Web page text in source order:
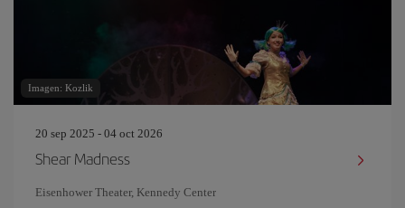
Imagen: Kozlik
20 sep 2025 - 04 oct 2026
Shear Madness
Eisenhower Theater, Kennedy Center